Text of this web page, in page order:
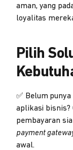
aman, yang
loyalitas
Pilih
✅ Belum
aplikasi bisnis?
pembayaran
payment
awal.